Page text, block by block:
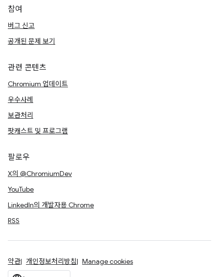
참여
버그 신고
공개된 문제 보기
관련 콘텐츠
Chromium 업데이트
우수사례
보관처리
팟캐스트 및 프로그램
팔로우
X의 @ChromiumDev
YouTube
LinkedIn의 개발자용 Chrome
RSS
약관 개인정보처리방침 Manage cookies